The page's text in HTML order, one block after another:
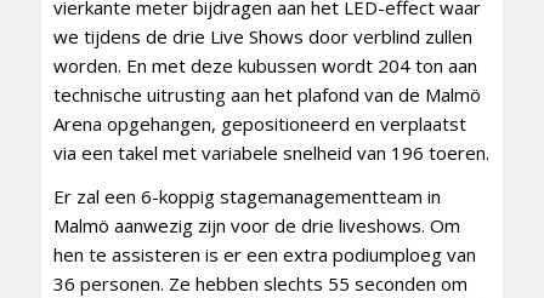
vierkante meter bijdragen aan het LED-effect waar
we tijdens de drie Live Shows door verblind zullen
worden. En met deze kubussen wordt 204 ton aan
technische uitrusting aan het plafond van de Malmö
Arena opgehangen, gepositioneerd en verplaatst
via een takel met variabele snelheid van 196 toeren.
Er zal een 6-koppig stagemanagementteam in
Malmö aanwezig zijn voor de drie liveshows. Om
hen te assisteren is er een extra podiumploeg van
36 personen. Ze hebben slechts 55 seconden om